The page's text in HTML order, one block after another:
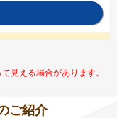
見える場合があります。
ご紹介